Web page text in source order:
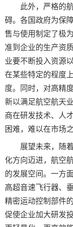
此外，严格的航
碍。各国政府为保
售与使用制定了极
准到企业的生产资
业要不断投入资源
在某些特定的程度
度。同时，对高精
新以满足航空航天
商在研发技术、人
困难，难以在市场
展望未来，随着
化方向迈进，航空
的发展空间。一方
高超音速飞行器、
精密运动控制部件
促使企业加大研发